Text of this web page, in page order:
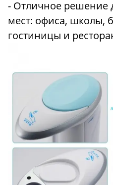
- Отличное решение
мест: офиса, школы,
гостиницы и